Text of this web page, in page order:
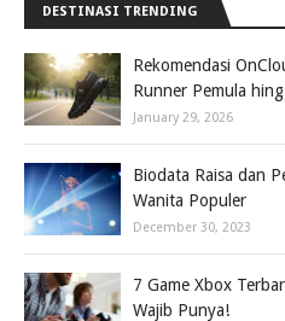
DESTINASI TRENDING
Rekomendasi
Runner Pemula
January 29, 2026
Biodata Raisa dan
Wanita Populer
December 30, 2023
7 Game Xbox
Wajib Punya!